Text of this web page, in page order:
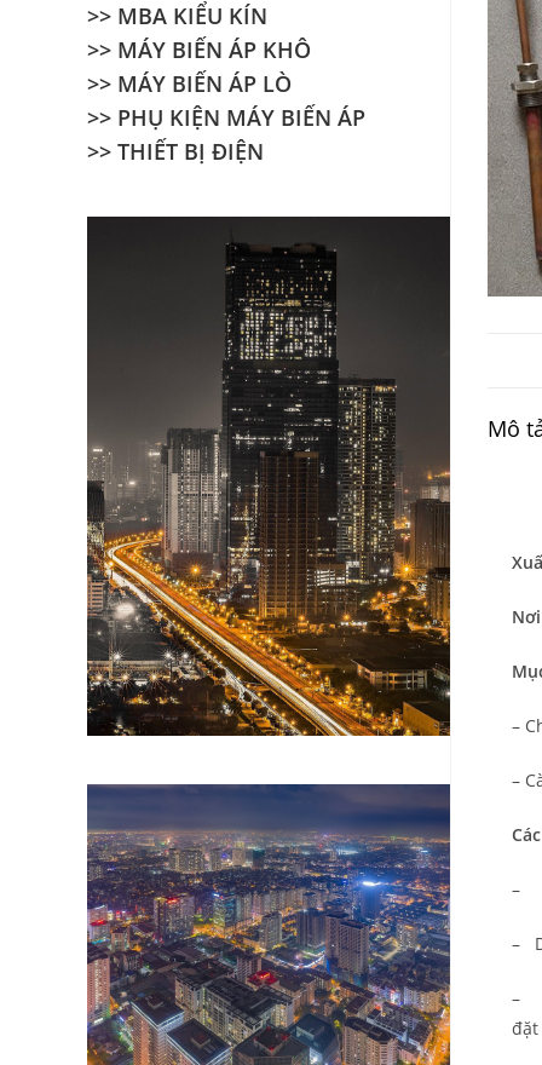
Mô
–
–
–
–
–
đặt
>> MBA KIỂU KÍN
>> MÁY BIẾN ÁP KHÔ
>> MÁY BIẾN ÁP LÒ
>> PHỤ KIỆN MÁY BIẾN ÁP
>> THIẾT BỊ ĐIỆN